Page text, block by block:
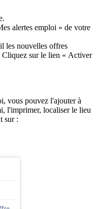
alertes emploi » de votre
les nouvelles offres
Cliquez sur le lien « Activer
vous pouvez l'ajouter à
l'imprimer, localiser le lieu
sur :